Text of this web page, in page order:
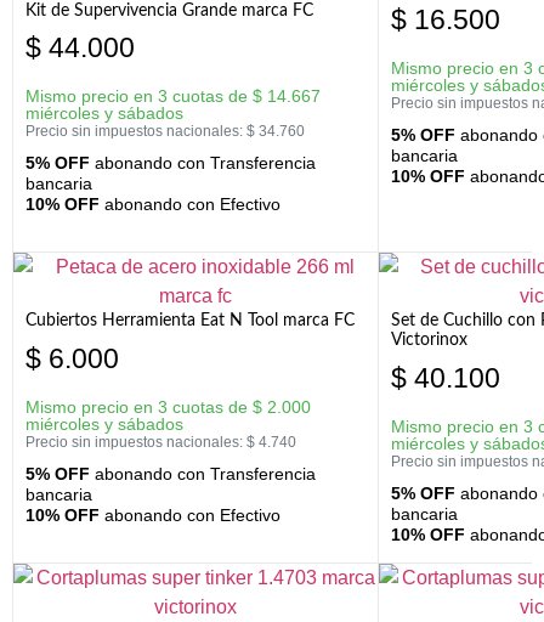
Kit de Supervivencia Grande marca FC
$ 44.000
Mismo precio en 3 cuotas de $ 14.667
miércoles y sábados
Precio sin impuestos nacionales: $ 34.760
5% OFF abonando con Transferencia
bancaria
10% OFF abonando con Efectivo
$ 16.500
Mismo precio en 3
miércoles y
Precio sin impuestos
5% OFF abonando
bancaria
10% OFF
Cubiertos Herramienta Eat N Tool marca FC
$ 6.000
Mismo precio en 3 cuotas de $ 2.000
miércoles y sábados
Precio sin impuestos nacionales: $ 4.740
5% OFF abonando con Transferencia
bancaria
10% OFF abonando con Efectivo
Set de Cuchillo con
Victorinox
$ 40.100
Mismo precio en 3
miércoles y
Precio sin impuestos
5% OFF abonando
bancaria
10% OFF